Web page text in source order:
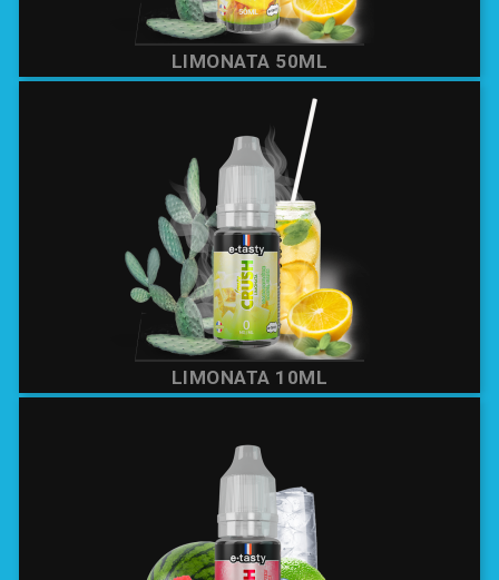
LIMONATA 50ML
LIMONATA 10ML